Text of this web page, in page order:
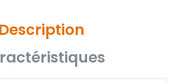
Description